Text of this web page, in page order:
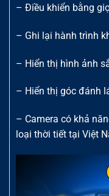
– Điều khiển bằng
– Ghi lại hành trình
– Hiển thị hình ảnh
– Hiển thị góc đánh
– Camera có khả
loại thời tiết tại Việt